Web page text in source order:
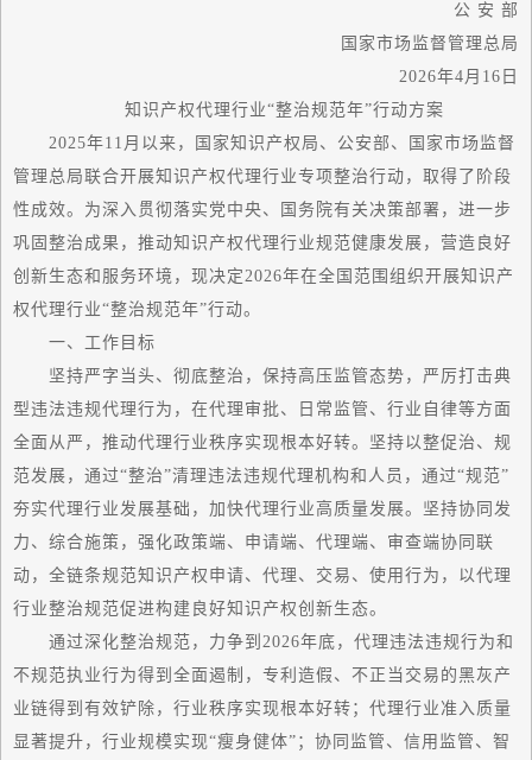
公 安 部
国家市场监督管理总局
2026年4月16日
知识产权代理行业“整治规范年”行动方案
2025年11月以来，
国家知识产权局、公安部、 国家市场监督
管理总局联合开展知识产权代理行业专项整治行动，取得了阶段
性成效。为深入贯彻落实党中央、国务院有关决策部署，进一步
巩固整治成果，推动知识产权代理行业规范健康发展，营造良好
创新生态和服务环境，现决定2026年在全国范围组织开展知识产
权代理行业“整治规范年”行动。
一、工作目标
坚持严字当头、彻底整治，保持高压监管态势，严厉打击典
型违法违规代理行为，在代理审批、日常监管、行业自律等方面
全面从严，推动代理行业秩序实现根本好转。坚持以整促治、规
范发展，通过“整治”清理违法违规代理机构和人员，通过“规范”
夯实代理行业发展基础，加快代理行业高质量发展。坚持协同发
力、综合施策，强化政策端、申请端、代理端、审查端协同联
动，全链条规范知识产权申请、代理、交易、使用行为，以代理
行业整治规范促进构建良好知识产权创新生态。
通过深化整治规范，力争到2026年底，代理违法违规行为和
不规范执业行为得到全面遏制，专利造假、不正当交易的黑灰产
业链得到有效铲除，行业秩序实现根本好转；代理行业准入质量
显著提升，行业规模实现“瘦身健体”；协同监管、信用监管、智